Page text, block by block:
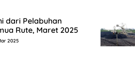
dari Pelabuhan
Rute, Maret 2025
2025